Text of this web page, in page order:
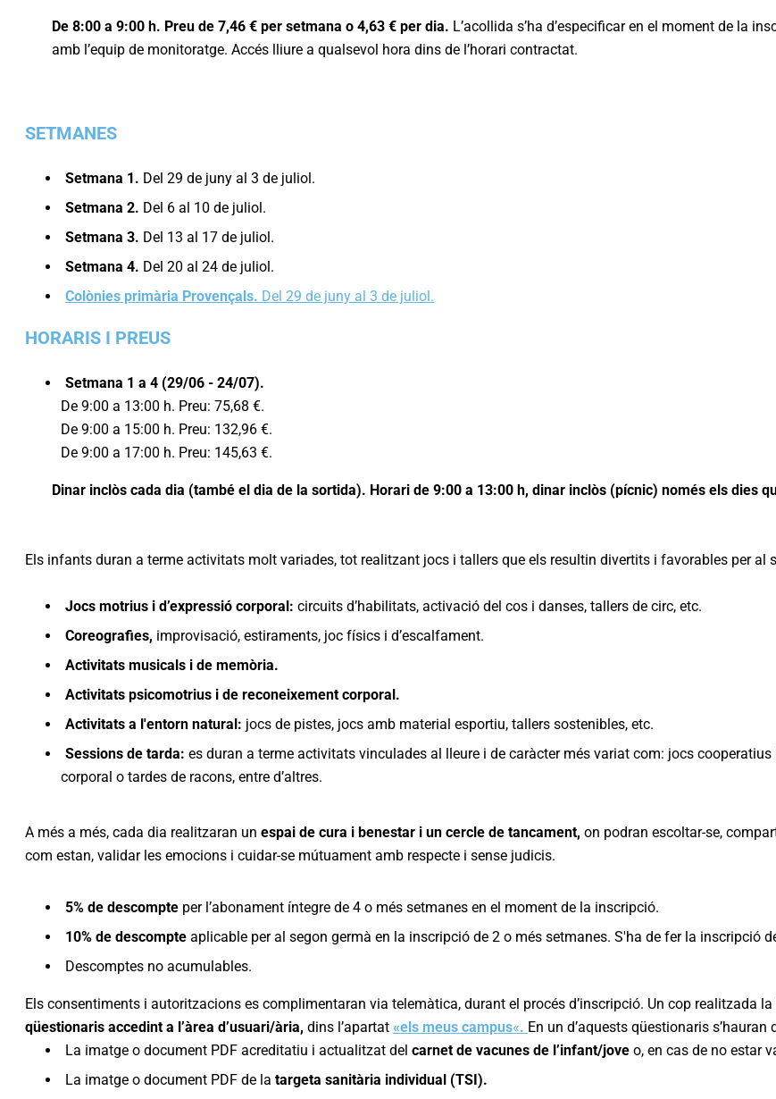
De 8:00 a 9:00 h. Preu de 7,46 € per setmana o 4,63 € per dia. L’acollida s’ha d’especificar en el moment de la
amb l’equip de monitoratge. Accés lliure a qualsevol hora dins de l’horari contractat.
SETMANES
Setmana 1. Del 29 de juny al 3 de juliol.
Setmana 2. Del 6 al 10 de juliol.
Setmana 3. Del 13 al 17 de juliol.
Setmana 4. Del 20 al 24 de juliol.
Colònies primària Provençals. Del 29 de juny al 3 de juliol.
HORARIS I PREUS
Setmana 1 a 4 (29/06 - 24/07).
De 9:00 a 13:00 h. Preu: 75,68 €.
De 9:00 a 15:00 h. Preu: 132,96 €.
De 9:00 a 17:00 h. Preu: 145,63 €.
Dinar inclòs cada dia (també el dia de la sortida). Horari de 9:00 a 13:00 h, d inar inclòs (pícnic) només els dies
Els infants duran a terme activitats molt variades, tot realitzant jocs i tallers que els resultin divertits i favorables per al
Jocs motrius i d’expressió corporal: circuits d’habilitats, activació del cos i danses, tallers de circ, etc.
Coreografies, improvisació, estiraments, joc físics i d’escalfament.
Activitats musicals i de memòria.
Activitats psicomotrius i de reconeixement corporal.
Activitats a l'entorn natural: jocs de pistes, jocs amb material esportiu, tallers sostenibles, etc.
Sessions de tarda: es duran a terme activitats vinculades al lleure i de caràcter més variat com: jocs
corporal o tardes de racons, entre d’altres.
A més a més, cada dia realitzaran un espai de cura i benestar i un cercle de tancament, on podran escoltar-se,
com estan, validar les emocions i cuidar-se mútuament amb respecte i sense judicis.
5% de descompte per l’abonament íntegre de 4 o més setmanes en el moment de la inscripció.
10% de descompte aplicable per al segon germà en la inscripció de 2 o més setmanes. S'ha de fer la inscripció
Descomptes no acumulables.
Els consentiments i autoritzacions es complimentaran via telemàtica, durant el procés d’inscripció. Un cop realitzada
qüestionaris accedint a l’àrea d’usuari/ària, dins l’apartat «els meus campus«. En un d’aquests qüestionaris s’hauran
La imatge o document PDF acreditatiu i actualitzat del carnet de vacunes de l’infant/jove o, en cas de no estar
La imatge o document PDF de la targeta sanitària individual (TSI).